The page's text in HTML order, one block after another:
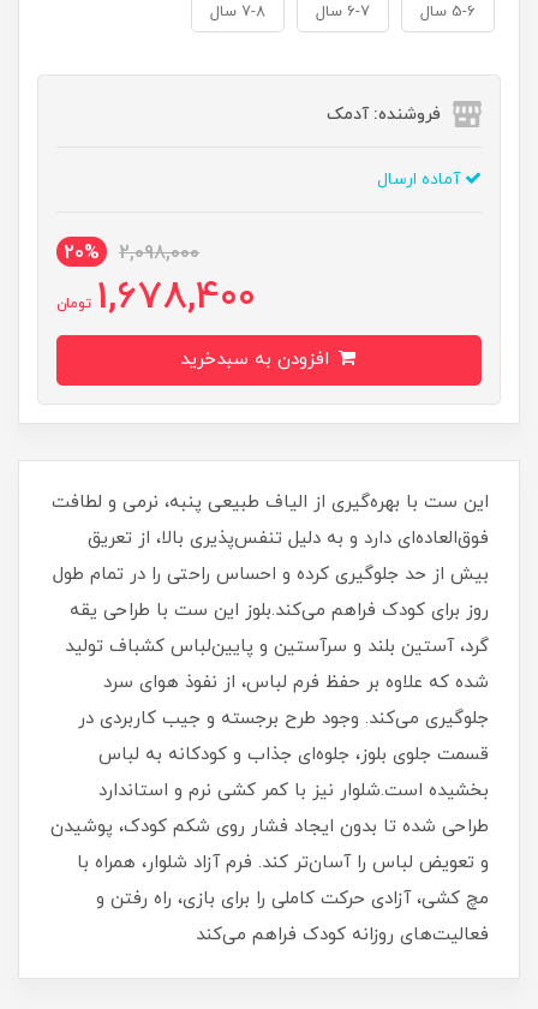
5-6 سال 6-7 سال 7-8 سال
فروشنده: آدمک
آماده ارسال
2,098,000
20%
1,678,400 تومان
این ست با بهره‌گیری از الیاف طبیعی پنبه، نرمی و لطافت
فوق‌العاده‌ای دارد و به دلیل تنفس‌پذیری بالا، از تعریق
بیش از حد جلوگیری کرده و احساس راحتی را در تمام طول
روز برای کودک فراهم می‌کند.بلوز این ست با طراحی یقه
گرد، آستین بلند و سرآستین و پایین‌لباس کشباف تولید
شده که علاوه بر حفظ فرم لباس، از نفوذ هوای سرد
جلوگیری می‌کند. وجود طرح برجسته و جیب کاربردی در
قسمت جلوی بلوز، جلوه‌ای جذاب و کودکانه به لباس
بخشیده است.شلوار نیز با کمر کشی نرم و استاندارد
طراحی شده تا بدون ایجاد فشار روی شکم کودک، پوشیدن
و تعویض لباس را آسان‌تر کند. فرم آزاد شلوار، همراه با
مچ کشی، آزادی حرکت کاملی را برای بازی، راه رفتن و
فعالیت‌های روزانه کودک فراهم می‌کند